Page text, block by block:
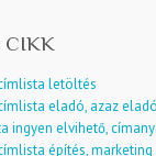
CIKK
letöltés
eladó, azaz
ingyen elvihető,
építés,